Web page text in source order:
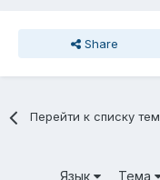
Share
Перейти к списку тем
Язык Тема